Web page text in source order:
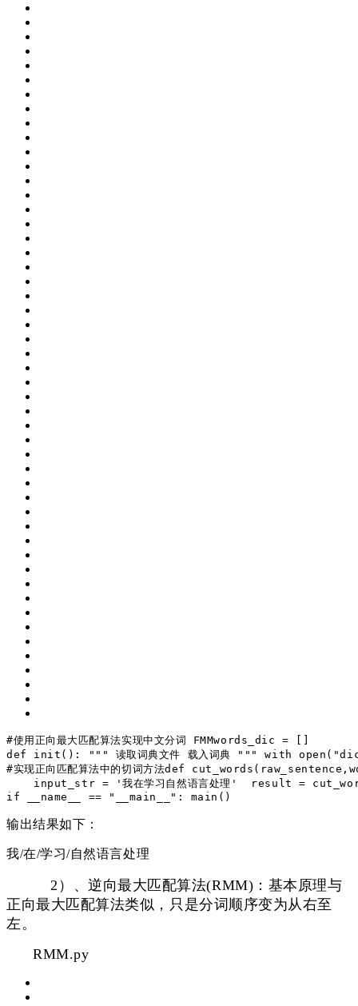
#使用正向最大匹配算法实现中文分词 FMMwords_dic = []
def
init () : """ 读取词典文件 载入词典 """ with open(
#实现正向匹配算法中的切词方法def cut_words
input_str =
'我在学习自然语言处理'
result =
if __name__ == "__main__" : main()
输出结果如下：
我/在/学习/自然语言处理
2）、逆向最大匹配算法(RMM)： 基本原理与
正向最大匹配算法类似，只是分词顺序变为从右至
左。
RMM.py